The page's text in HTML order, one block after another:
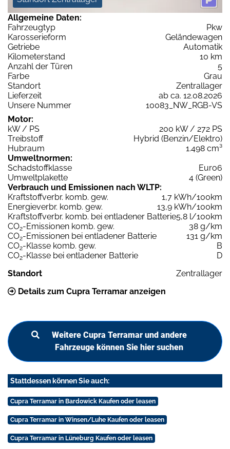
Allgemeine Daten:
Fahrzeugtyp
Pkw
Karosserieform
Geländewagen
Getriebe
Automatik
Kilometerstand
10 km
Anzahl der Türen
5
Farbe
Grau
Standort
Zentrallager
Lieferzeit
ab ca. 12.08.2026
Unsere Nummer
10083_NW_RGB-VS
Motor:
kW / PS
200 kW / 272 PS
Treibstoff
Hybrid (Benzin/Elektro)
Hubraum
1.498 cm³
Umweltnormen:
Schadstoffklasse
Euro6
Umweltplakette
4 (Green)
Verbrauch und Emissionen nach WLTP:
Kraftstoffverbr. komb. gew.
1,7 kWh/100km
Energieverbr. komb. gew.
13,9 kWh/100km
Kraftstoffverbr. komb. bei entladener Batterie5,8 l/100km
CO2-Emissionen komb. gew.
38 g/km
CO2-Emissionen bei entladener Batterie
131 g/km
CO2-Klasse komb. gew.
B
CO2-Klasse bei entladener Batterie
D
Standort
Zentrallager
Details zum Cupra Terramar anzeigen
Weitere Cupra Terramar und andere
Fahrzeuge können Sie hier suchen
Stattdessen können Sie auch:
Cupra Terramar in Bardowick Kaufen oder leasen
Cupra Terramar in Winsen/Luhe Kaufen oder leasen
Cupra Terramar in Lüneburg Kaufen oder leasen